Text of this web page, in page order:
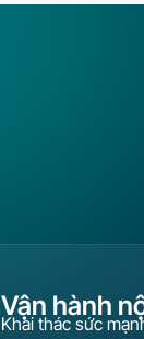
Vận hành
Khai thác sức